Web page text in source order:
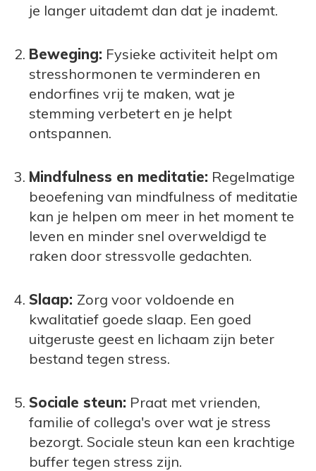
je langer uitademt dan dat je inademt.
Beweging: Fysieke activiteit helpt om
stresshormonen te verminderen en
endorfines vrij te maken, wat je
stemming verbetert en je helpt
ontspannen.
Mindfulness en meditatie: Regelmatige
beoefening van mindfulness of meditatie
kan je helpen om meer in het moment te
leven en minder snel overweldigd te
raken door stressvolle gedachten.
Slaap: Zorg voor voldoende en
kwalitatief goede slaap. Een goed
uitgeruste geest en lichaam zijn beter
bestand tegen stress.
Sociale steun: Praat met vrienden,
familie of collega's over wat je stress
bezorgt. Sociale steun kan een krachtige
buffer tegen stress zijn.